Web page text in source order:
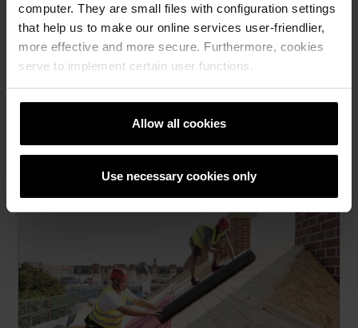
computer. They are small files with configuration settings
that help us to make our online services user-friendlier,
more effective and more secure. Furthermore, cookies
serve to implement certain user functions.
Allow all cookies
Use necessary cookies only
Како изгледа покривот што долгорочно
штеди пари
Одлуката за тоа каков да биде покривот ретко се